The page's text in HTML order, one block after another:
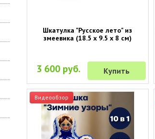
Шкатулка "Русское лето" из
змеевика (18.5 х 9.5 х 8 см)
3 600 руб. Купить
Видеообзор